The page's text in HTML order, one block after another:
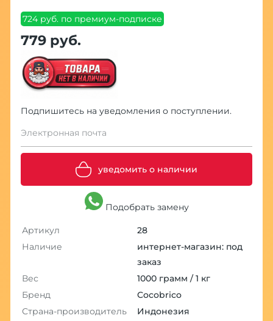
724 руб. по премиум-подписке
779 руб.
Подпишитесь на уведомления о поступлении.
Электронная почта
уведомить о наличии
Подобрать замену
Артикул
28
Наличие
интернет-магазин: под
заказ
Вес
1000 грамм / 1 кг
Бренд
Cocobrico
Страна-производитель
Индонезия